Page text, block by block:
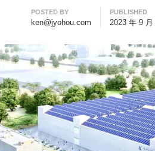
Author
POSTED BY
ken@jyohou.com
PUBLISHED
2023 年 9 月